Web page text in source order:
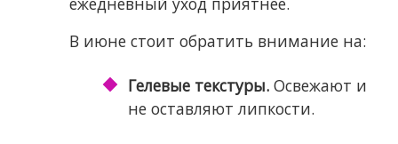
В июне стоит обратить внимание на:
Гелевые текстуры.Освежают и
не оставляют липкости.